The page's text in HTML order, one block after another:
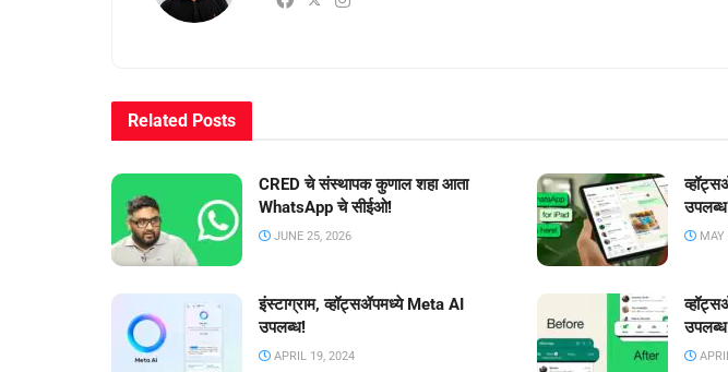
Related Posts
CRED चे संस्थापक कुणाल शहा आता
WhatsApp चे सीईओ!
JUNE 25, 2026 MAY
इंस्टाग्राम, व्हॉट्सॲपमध्ये Meta AI
उपलब्ध!
APRIL 19, 2024